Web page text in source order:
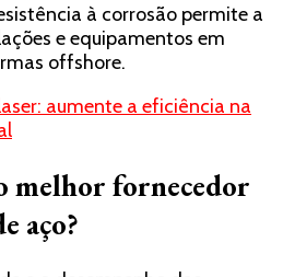
à corrosão permite a
e equipamentos em
offshore.
aumente a eficiência na
melhor fornecedor
aço?